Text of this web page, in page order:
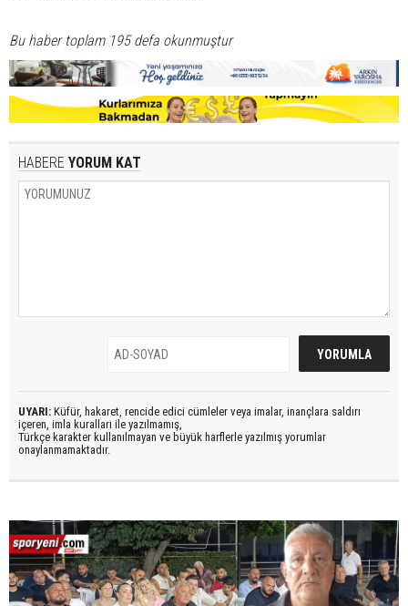
Bu haber toplam 195 defa okunmuştur
HABERE YORUM KAT
UYARI: Küfür, hakaret, rencide edici cümleler veya imalar, inançlara saldırı
içeren, imla kuralları ile yazılmamış,
Türkçe karakter kullanılmayan ve büyük harflerle yazılmış yorumlar
onaylanmamaktadır.